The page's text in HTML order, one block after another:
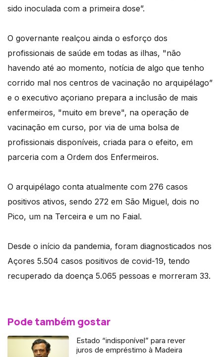
sido inoculada com a primeira dose”.
O governante realçou ainda o esforço dos
profissionais de saúde em todas as ilhas, "não
havendo até ao momento, notícia de algo que tenho
corrido mal nos centros de vacinação no arquipélago”
e o executivo açoriano prepara a inclusão de mais
enfermeiros, "muito em breve", na operação de
vacinação em curso, por via de uma bolsa de
profissionais disponíveis, criada para o efeito, em
parceria com a Ordem dos Enfermeiros.
O arquipélago conta atualmente com 276 casos
positivos ativos, sendo 272 em São Miguel, dois no
Pico, um na Terceira e um no Faial.
Desde o início da pandemia, foram diagnosticados nos
Açores 5.504 casos positivos de covid-19, tendo
recuperado da doença 5.065 pessoas e morreram 33.
Pode também gostar
Estado “indisponível” para rever
juros de empréstimo à Madeira